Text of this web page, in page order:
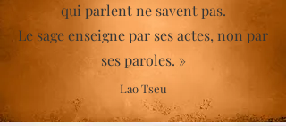
qui parlent ne savent pas.
Le sage enseigne par ses actes, non par
ses paroles. »
Lao Tseu